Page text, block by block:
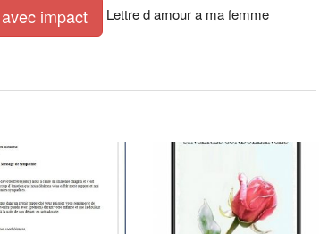
impact Lettre d amour a ma femme